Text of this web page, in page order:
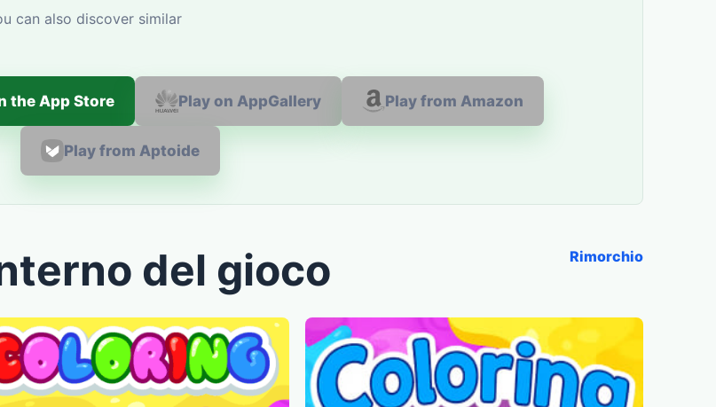
can also discover similar
the App Store Play on AppGallery Play from Amazon
Play from Aptoide
del gioco Rimorchio